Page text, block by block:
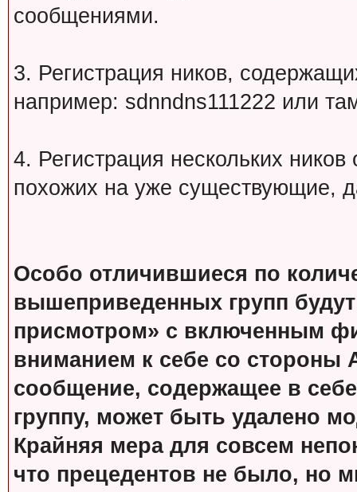
сообщениями.
3. Регистрация ников,
например: sdnndns111222 или
4. Регистрация нескольких
похожих на уже существующие,
Особо отличившиеся по
вышеприведенных групп
присмотром» с включенным
вниманием к себе со стороны
сообщение, содержащее в
группу, может быть удалено
Крайняя мера для совсем
что прецедентов не было, но